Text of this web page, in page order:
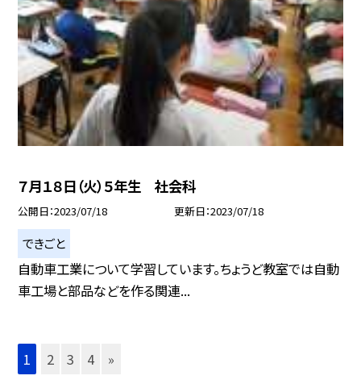
７月１８日（火）５年生 社会科
公開日 2023/07/18 更新日 2023/07/18
できごと
自動車工業について学習しています。ちょうど教室では自動
車工場と部品などを作る関連...
1 2 3 4 »